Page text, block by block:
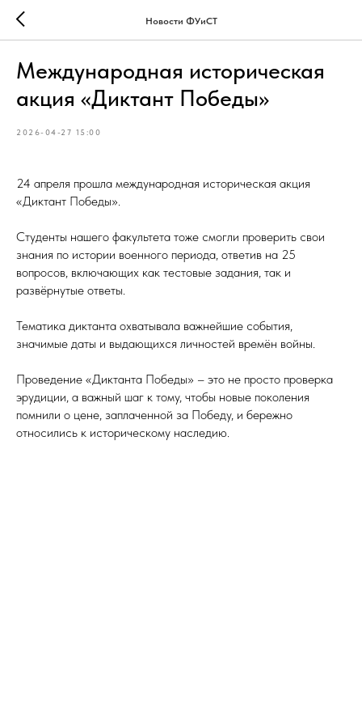
Новости ФУиСТ
Международная историческая
акция «Диктант Победы»
2026-04-27 15:00
24 апреля прошла международная историческая акция
«Диктант Победы».
Студенты нашего факультета тоже смогли проверить свои
знания по истории военного периода, ответив на 25
вопросов, включающих как тестовые задания, так и
развёрнутые ответы.
Тематика диктанта охватывала важнейшие события,
значимые даты и выдающихся личностей времён войны.
Проведение «Диктанта Победы» – это не просто проверка
эрудиции, а важный шаг к тому, чтобы новые поколения
помнили о цене, заплаченной за Победу, и бережно
относились к историческому наследию.